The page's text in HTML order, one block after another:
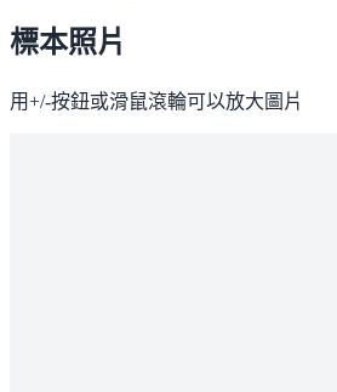
標本照片
用+/-按鈕或滑鼠滾輪可以放大圖片